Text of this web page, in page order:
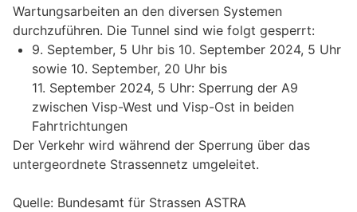
Wartungsarbeiten an den diversen Systemen
durchzuführen. Die Tunnel sind wie folgt gesperrt:
9. September, 5 Uhr bis 10. September 2024, 5 Uhr
sowie 10. September, 20 Uhr bis
11. September 2024, 5 Uhr: Sperrung der A9
zwischen Visp-West und Visp-Ost in beiden
Fahrtrichtungen
Der Verkehr wird während der Sperrung über das
untergeordnete Strassennetz umgeleitet.
Quelle: Bundesamt für Strassen ASTRA